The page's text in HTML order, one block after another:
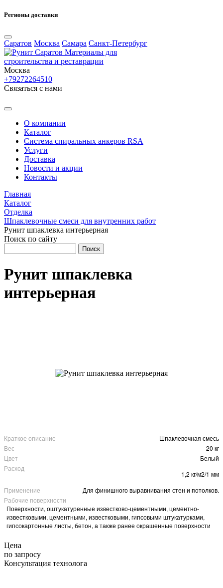
Регионы доставки
Саратов Москва Самара Санкт-Петербург
Материалы для
строительства и реставрации
Москва
+79272264510
Cвязаться с нами
О компании
Каталог
Система спиральных анкеров RSA
Услуги
Доставка
Новости и акции
Контакты
Главная
Каталог
Отделка
Шпаклевочные смеси для внутренних работ
Рунит шпаклевка интерьерная
Поиск по сайту
Рунит шпаклевка
интерьерная
Краткое описание
Шпаклевочная смесь
Вес
20 кг
Цвет
Белый
Расход
1,2 кг/м2/1 мм
Применение
Для финишного выравнивания стен и потолков.
Рабочие поверхности
Поверхности, оштукатуренные известково-цементными, цементно-
известковыми, цементными, известковыми, гипсовыми штукатурками,
гипсокартонные листы, бетон, а также ранее окрашенные поверхности
Цена
по запросу
Консультация технолога